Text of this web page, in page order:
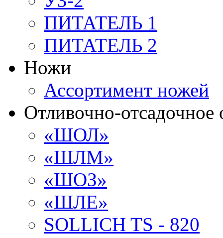
ПИТАТЕЛЬ 1
ПИТАТЕЛЬ 2
Ножи
Ассортимент ножей
Отливочно-отсадочное
«ШОЛ»
«ШЛМ»
«ШОЗ»
«ШЛЕ»
SOLLICH TS - 820